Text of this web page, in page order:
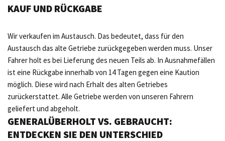
KAUF UND RÜCKGABE
Wir verkaufen im Austausch. Das bedeutet, dass für den
Austausch das alte Getriebe zurückgegeben werden muss. Unser
Fahrer holt es bei Lieferung des neuen Teils ab. In Ausnahmefällen
ist eine Rückgabe innerhalb von 14 Tagen gegen eine Kaution
möglich. Diese wird nach Erhalt des alten Getriebes
zurückerstattet. Alle Getriebe werden von unseren Fahrern
geliefert und abgeholt.
GENERALÜBERHOLT VS. GEBRAUCHT:
ENTDECKEN SIE DEN UNTERSCHIED